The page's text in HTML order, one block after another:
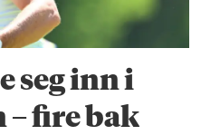
seg inn i
– fire bak